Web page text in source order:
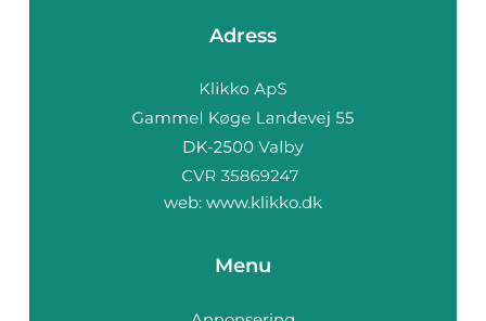
Adress
web: www.klikko.dk
Menu